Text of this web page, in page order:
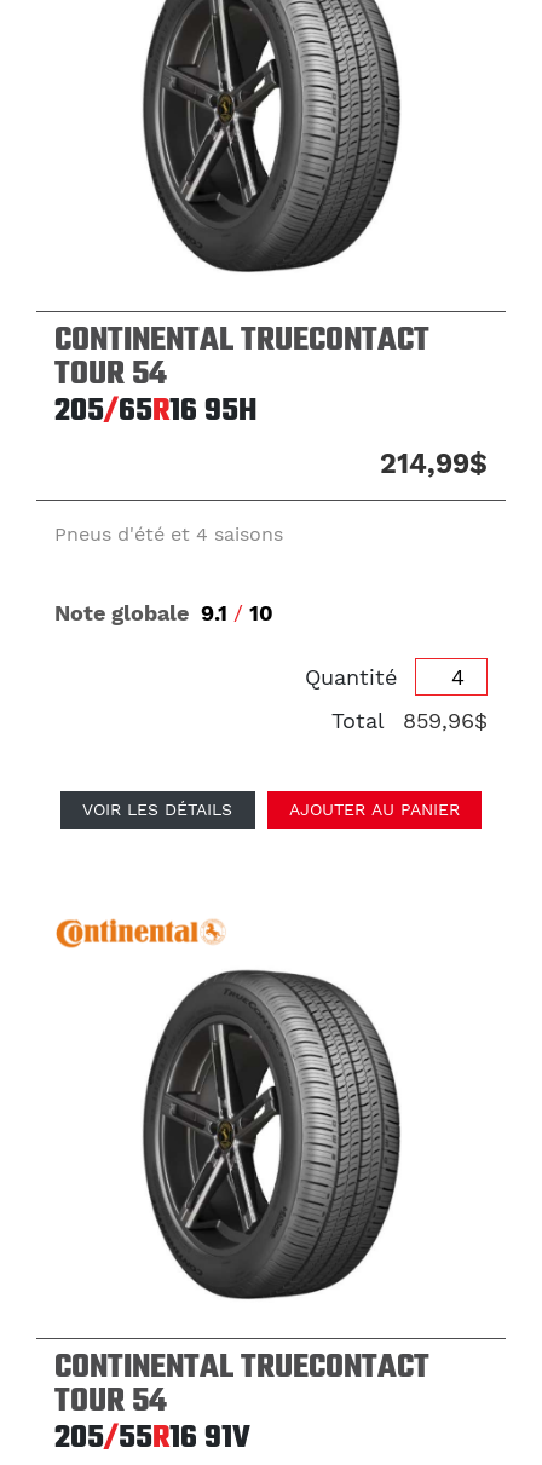
CONTINENTAL TRUECONTACT
TOUR 54
205/65R1695H
214,99$
Pneus d'été et 4 saisons
Note globale 9.1 / 10
Quantité
Total
859,96$
VOIR LES DÉTAILS AJOUTER AU PANIER
CONTINENTAL TRUECONTACT
TOUR 54
205/55R1691V